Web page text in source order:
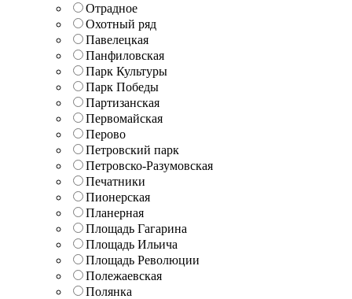
Отрадное
Охотный ряд
Павелецкая
Панфиловская
Парк Культуры
Парк Победы
Партизанская
Первомайская
Перово
Петровский парк
Петровско-Разумовская
Печатники
Пионерская
Планерная
Площадь Гагарина
Площадь Ильича
Площадь Революции
Полежаевская
Полянка